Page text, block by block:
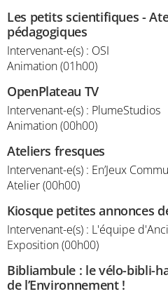
Les petits scientifiques -
pédagogiques
Intervenant-e(s) : OSI
Animation (01h00)
OpenPlateau TV
Intervenant-e(s) : PlumeStudios
Animation (00h00)
Ateliers fresques
Intervenant-e(s) : En’Jeux
Atelier (00h00)
Kiosque petites annonces
Intervenant-e(s) : L'équipe
Exposition (00h00)
Bibliambule : le vélo-bibli-
de l’Environnement !